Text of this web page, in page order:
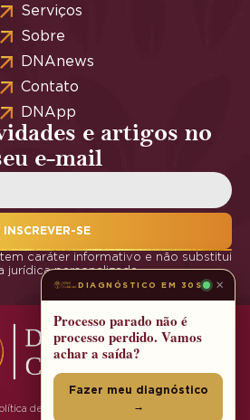
Serviços
Sobre
DNAnews
Contato
DNApp
e artigos no
e-mail
INSCREVER-SE
caráter informativo e não substitui
jurídica personalizada.
de Privacidade
DIAGNÓSTICO EM 30S ×
Processo parado não é
processo perdido. Vamos
achar a saída?
Fazer meu diagnóstico
→